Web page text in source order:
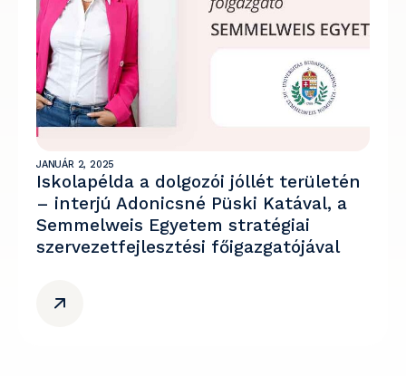
JANUÁR 2, 2025
Iskolapélda a dolgozói jóllét területén
– interjú Adonicsné Püski Katával, a
Semmelweis Egyetem stratégiai
szervezetfejlesztési főigazgatójával